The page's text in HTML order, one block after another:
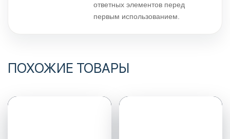
ответных элементов перед
первым использованием.
ПОХОЖИЕ ТОВАРЫ